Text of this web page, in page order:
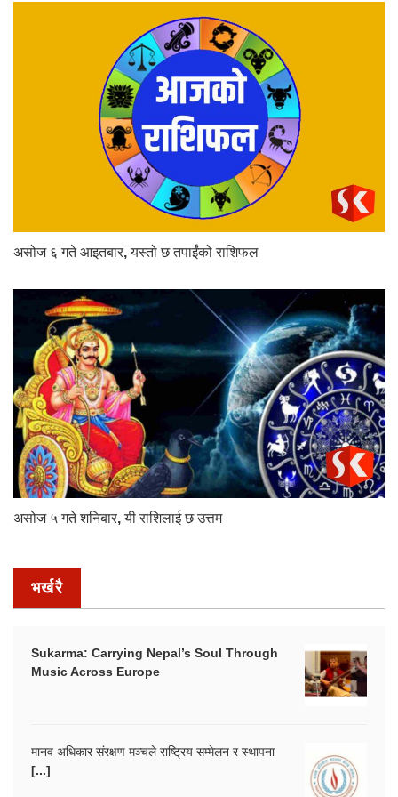
असोज ६ गते आइतबार, यस्तो छ तपाईंको राशिफल
असोज ५ गते शनिबार, यी राशिलाई छ उत्तम
भर्खरै
Sukarma: Carrying Nepal’s Soul Through
Music Across Europe
मानव अधिकार संरक्षण मञ्चले राष्ट्रिय सम्मेलन र स्थापना
[...]